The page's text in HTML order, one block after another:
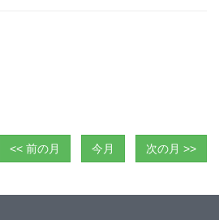
<< 前の月 今月 次の月 >>